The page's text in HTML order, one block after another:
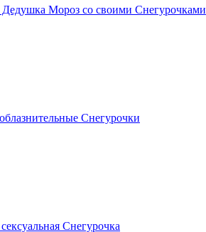
Дедушка Мороз со своими Снегурочками
Снегурочки
Снегурочка